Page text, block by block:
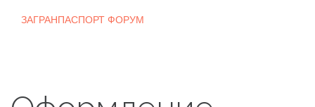
ЗАГРАНПАСПОРТ ФОРУМ